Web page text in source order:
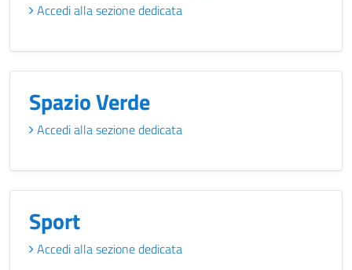
Accedi alla sezione dedicata
Spazio Verde
Accedi alla sezione dedicata
Sport
Accedi alla sezione dedicata